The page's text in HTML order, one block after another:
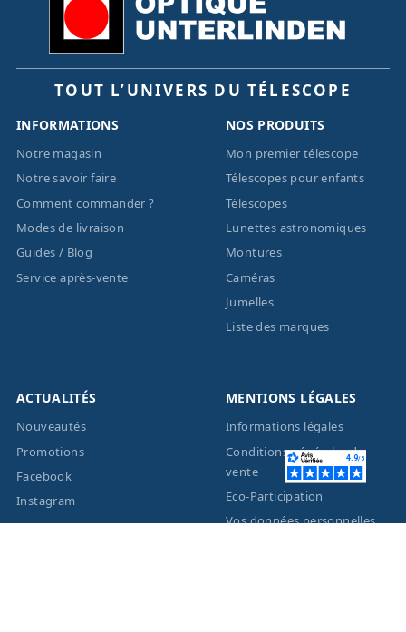
TOUT L’UNIVERS DU TÉLESCOPE
INFORMATIONS
Notre magasin
Notre savoir faire
Comment commander ?
Modes de livraison
Guides / Blog
Service après-vente
NOS PRODUITS
Mon premier télescope
Télescopes pour enfants
Télescopes
Lunettes astronomiques
Montures
Caméras
Jumelles
Liste des marques
ACTUALITÉS
Nouveautés
Promotions
Facebook
Instagram
MENTIONS LÉGALES
Informations légales
Conditions générales de
vente
Eco-Participation
Vos données personnelles